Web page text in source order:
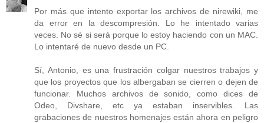
Por más que intento exportar los archivos de nirewiki, me
da error en la descompresión. Lo he intentado varias
veces. No sé si será porque lo estoy haciendo con un MAC.
Lo intentaré de nuevo desde un PC.
Sí, Antonio, es una frustración colgar nuestros trabajos y
que los proyectos que los albergaban se cierren o dejen de
funcionar. Muchos archivos de sonido, como dices de
Odeo, Divshare, etc ya estaban inservibles. Las
grabaciones de nuestros homenajes están ahora en peligro